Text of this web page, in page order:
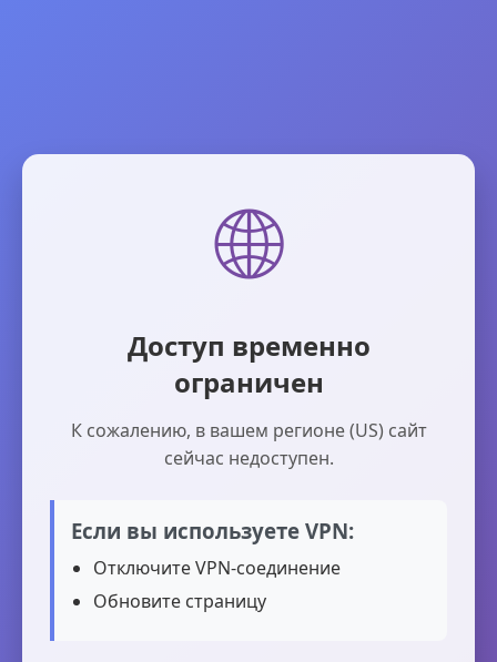
🌐
Доступ временно
ограничен
К сожалению, в вашем регионе (US) сайт
сейчас недоступен.
Если вы используете VPN:
Отключите VPN-соединение
Обновите страницу